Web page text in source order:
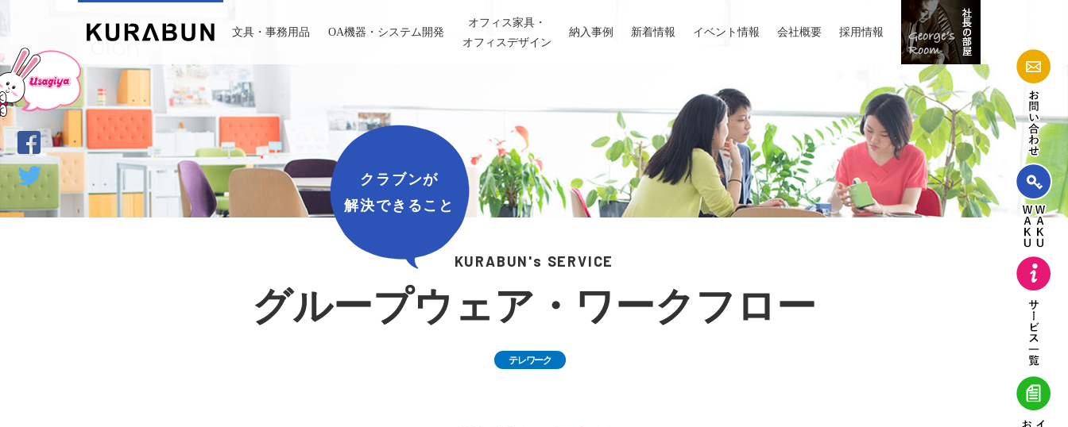
文具・事務用品 OA機器・システム開発
オフィス家具・
オフィスデザイン
納入事例 新着情報 イベント情報 会社概要 採用情報
KURABUN's SERVICE
クラブンが
解決できること
グループウェア・ワークフロー
テレワーク